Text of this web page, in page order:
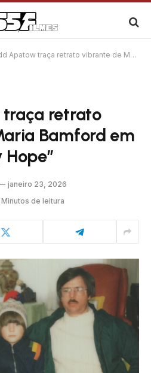
traça retrato vibrante de Maria Bamford em “Paralyzed by Hope”
retrato
Bamford em
janeiro 23, 2026
de leitura